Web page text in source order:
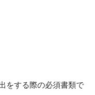
をする際の必須書類で